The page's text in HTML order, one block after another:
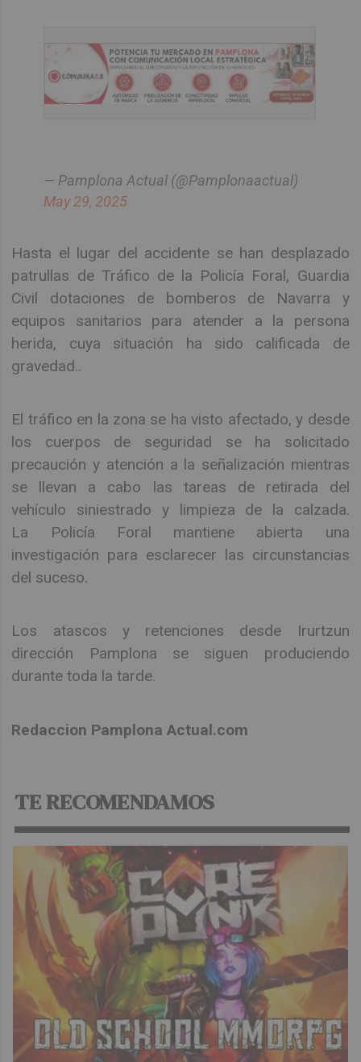
— Pamplona Actual (@Pamplonaactual)
May 29, 2025
Hasta el lugar del accidente se han desplazado
patrullas de Tráfico de la Policía Foral, Guardia
Civil dotaciones de bomberos de Navarra y
equipos sanitarios para atender a la persona
herida, cuya situación ha sido calificada de
gravedad..
El tráfico en la zona se ha visto afectado, y desde
los cuerpos de seguridad se ha solicitado
precaución y atención a la señalización mientras
se llevan a cabo las tareas de retirada del
vehículo siniestrado y limpieza de la calzada.
La Policía Foral mantiene abierta una
investigación para esclarecer las circunstancias
del suceso.
Los atascos y retenciones desde Irurtzun
dirección Pamplona se siguen produciendo
durante toda la tarde.
Redaccion Pamplona Actual.com
TE RECOMENDAMOS